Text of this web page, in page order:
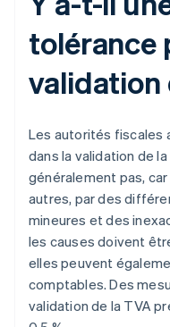
tolérance
validation
Les autorités fiscales
dans la validation de
généralement pas,
autres, par des
mineures et des
les causes doivent
elles peuvent
comptables. Des
validation de la TVA